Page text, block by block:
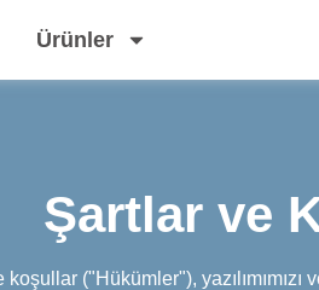
Ürünler
Şartlar ve
("Hükümler"), yazılımımızı